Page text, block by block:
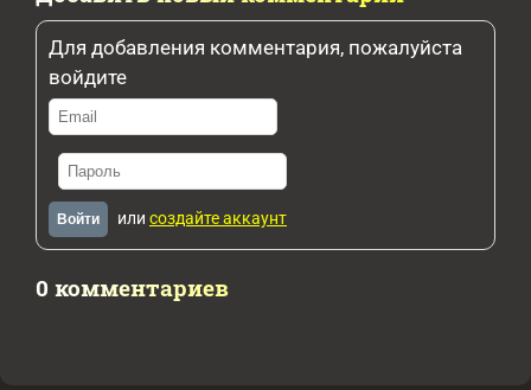
Для добавления комментария, пожалуйста
войдите
Войти или создайте аккаунт
0 комментариев